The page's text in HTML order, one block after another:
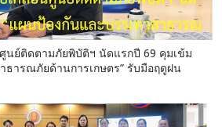
นย์ติดตามภัยพิบัติฯ นัดแรกปี 69 คุมเข้ม
ธารณภัยด้านการเกษตร” รับมือฤดูฝน